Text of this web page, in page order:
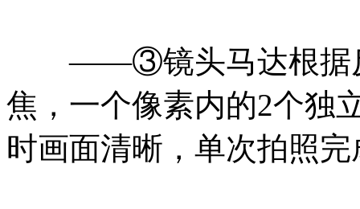
——③镜头马达根据反
焦，一个像素内的2个独
时画面清晰，单次拍照完